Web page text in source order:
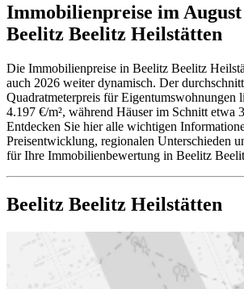
Immobilienpreise im
Beelitz Beelitz Heilstätten
Die Immobilienpreise in Beelitz Beelitz
auch 2026 weiter dynamisch. Der
Quadratmeterpreis für Eigentumswohnungen
4.197 €/m², während Häuser im Schnitt etwa
Entdecken Sie hier alle wichtigen
Preisentwicklung, regionalen Unterschieden
für Ihre Immobilienbewertung in Beelitz
Beelitz Beelitz Heilstätten